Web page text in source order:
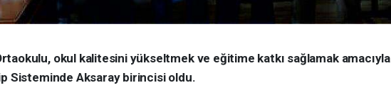
okul kalitesini yükseltmek ve eğitime katkı sağlamak amacıyla
Sisteminde Aksaray birincisi oldu.